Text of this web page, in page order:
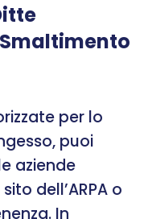
per lo
puoi
aziende
dell’ARPA o
In